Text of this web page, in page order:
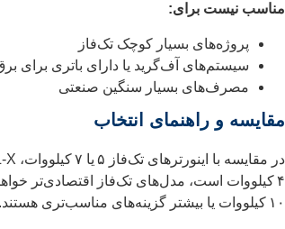
مناسب نیست برای:
پروژه‌های بسیار کوچک تک‌فاز
سیستم‌های آف‌گرید یا دارای باتری برای
مصرف‌های بسیار سنگین صنعتی
مقایسه و راهنمای انتخاب
۱۰ کیلووات یا بیشتر گزینه‌های مناسب‌تری هستند.